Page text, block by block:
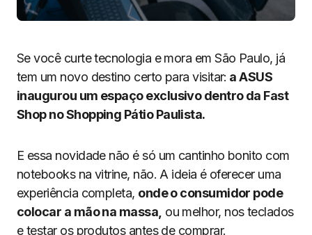
Se você curte tecnologia e mora em São Paulo, já
tem um novo destino certo para visitar: a ASUS
inaugurou um espaço exclusivo dentro da Fast
Shop no Shopping Pátio Paulista.
E essa novidade não é só um cantinho bonito com
notebooks na vitrine, não. A ideia é oferecer uma
experiência completa, onde o consumidor pode
colocar a mão na massa, ou melhor, nos teclados
e testar os produtos antes de comprar.